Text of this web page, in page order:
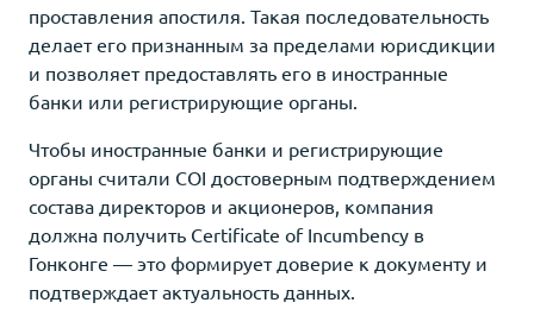
проставления апостиля. Такая последовательность
делает его признанным за пределами юрисдикции
и позволяет предоставлять его в иностранные
банки или регистрирующие органы.
Чтобы иностранные банки и регистрирующие
органы считали COI достоверным подтверждением
состава директоров и акционеров, компания
должна получить Certificate of Incumbency в
Гонконге — это формирует доверие к документу и
подтверждает актуальность данных.